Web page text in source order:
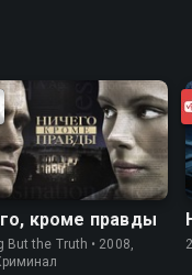
кроме правды
But the Truth • 2008,